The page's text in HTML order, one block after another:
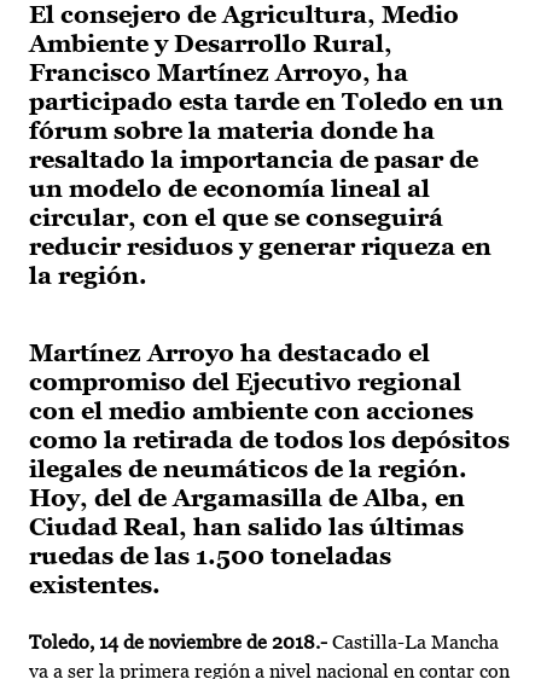
El consejero de Agricultura, Medio
Ambiente y Desarrollo Rural,
Francisco Martínez Arroyo, ha
participado esta tarde en Toledo en un
fórum sobre la materia donde ha
resaltado la importancia de pasar de
un modelo de economía lineal al
circular, con el que se conseguirá
reducir residuos y generar riqueza en
la región.
Martínez Arroyo ha destacado el
compromiso del Ejecutivo regional
con el medio ambiente con acciones
como la retirada de todos los depósitos
ilegales de neumáticos de la región.
Hoy, del de Argamasilla de Alba, en
Ciudad Real, han salido las últimas
ruedas de las 1.500 toneladas
existentes.
Toledo, 14 de noviembre de 2018.- Castilla-La Mancha
va a ser la primera región a nivel nacional en contar con